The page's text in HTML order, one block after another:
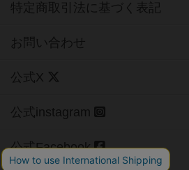
特定商取引法に基づく表記
お問い合わせ
公式X
公式instagram
公式Facebook